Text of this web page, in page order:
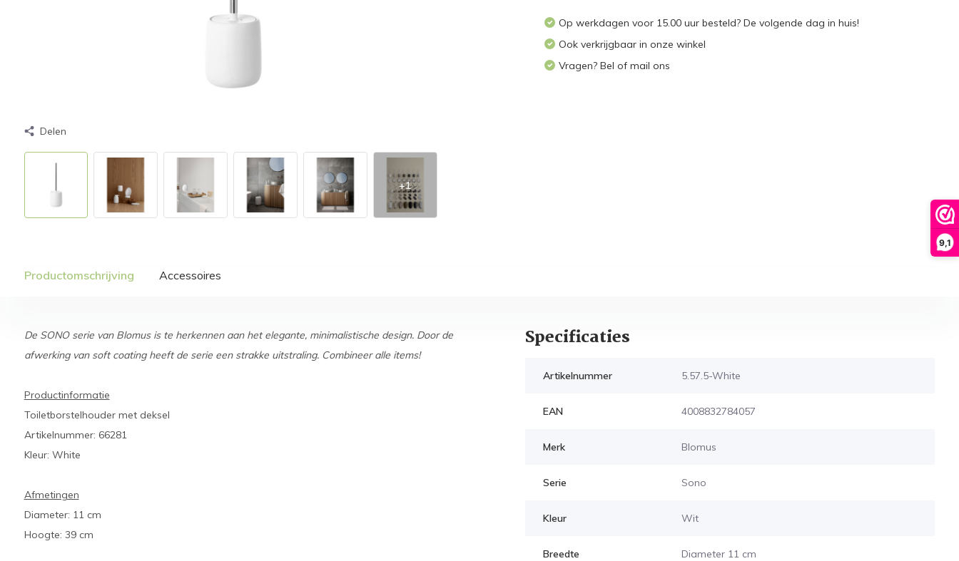
9,1
Delen
+1
Op werkdagen voor 15.00 uur besteld? De volgende dag in huis!
Ook verkrijgbaar in onze winkel
Vragen? Bel of mail ons
Productomschrijving Accessoires
De SONO serie van Blomus is te herkennen aan het elegante, minimalistische design. Door de
afwerking van soft coating heeft de serie een strakke uitstraling. Combineer alle items!
Productinformatie
Toiletborstelhouder met deksel
Artikelnummer: 66281
Kleur: White
Afmetingen
Diameter: 11 cm
Hoogte: 39 cm
Specificaties
Artikelnummer 5.57.5-White
EAN 4008832784057
Merk Blomus
Serie Sono
Kleur Wit
Breedte Diameter 11 cm